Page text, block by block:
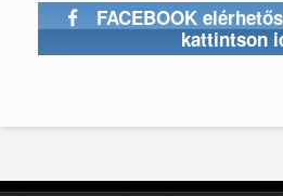
FACEBOOK
kattintson